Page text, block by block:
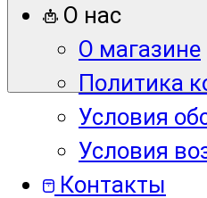
О нас
О магазине
Политика
Условия
Условия
Контакты